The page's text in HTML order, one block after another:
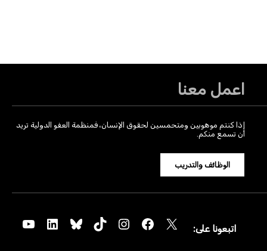
اعمل معنا
إذا كنتم موهوبين ومتحمسين لحقوق الإنسان، فمنظمة العفو الدولية تريد
أن تسمع منكم.
الوظائف والتدريب
اتبعونا على: X
Facebook
Instagram
TikTok
Bluesky
LinkedIn
YouTube